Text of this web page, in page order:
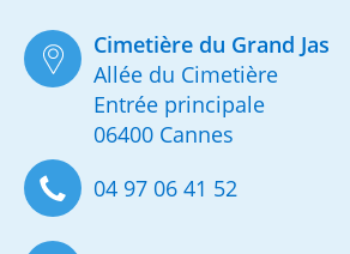
Cimetière du Grand Jas
Allée du Cimetière
Entrée principale
06400 Cannes
04 97 06 41 52